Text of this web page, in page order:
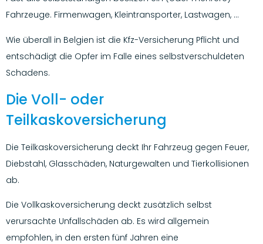
Fahrzeuge. Firmenwagen, Kleintransporter, Lastwagen, …
Wie überall in Belgien ist die Kfz-Versicherung Pflicht und
entschädigt die Opfer im Falle eines selbstverschuldeten
Schadens.
Die Voll- oder
Teilkaskoversicherung
Die Teilkaskoversicherung deckt Ihr Fahrzeug gegen Feuer,
Diebstahl, Glasschäden, Naturgewalten und Tierkollisionen
ab.
Die Vollkaskoversicherung deckt zusätzlich selbst
verursachte Unfallschäden ab. Es wird allgemein
empfohlen, in den ersten fünf Jahren eine